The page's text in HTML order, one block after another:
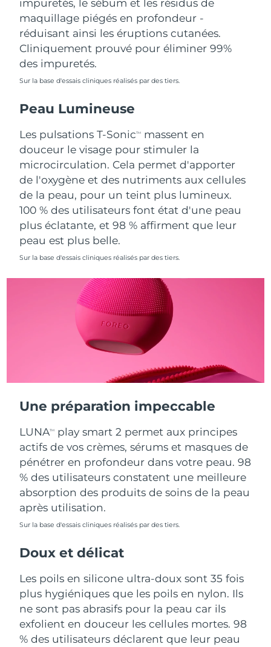
impuretés, le sébum et les résidus de
maquillage piégés en profondeur -
réduisant ainsi les éruptions cutanées.
Cliniquement prouvé pour éliminer 99%
des impuretés.
Sur la base d'essais cliniques réalisés par des tiers.
Peau Lumineuse
Les pulsations T-SonicTM
massent en
douceur le visage pour stimuler la
microcirculation. Cela permet d'apporter
de l'oxygène et des nutriments aux cellules
de la peau, pour un teint plus lumineux.
100 % des utilisateurs font état d'une peau
plus éclatante, et 98 % affirment que leur
peau est plus belle.
Sur la base d'essais cliniques réalisés par des tiers.
Une préparation impeccable
LUNATM
play smart 2 permet aux principes
actifs de vos crèmes, sérums et masques de
pénétrer en profondeur dans votre peau. 98
% des utilisateurs constatent une meilleure
absorption des produits de soins de la peau
après utilisation.
Sur la base d'essais cliniques réalisés par des tiers.
Doux et délicat
Les poils en silicone ultra-doux sont 35 fois
plus hygiéniques que les poils en nylon. Ils
ne sont pas abrasifs pour la peau car ils
exfolient en douceur les cellules mortes. 98
% des utilisateurs déclarent que leur peau
Singapour Livraison estimée12/08/2026
Slovaquie Livraison estimée10/08/2026
Slovénie
Espagne Livraison estimée
Suède Livraison estimée 10/08/2026
Suisse Livraison estimée10/08/2026
Taïwan
Livraison estimée
Émirats arabes unis Livraison estimée
Livraison estimée
États-Unis Livraison estimée11/08/2026
Ouzbékistan Livraison estimée 15/08/2026
Viêt Nam Livraison estimée 16/08/2026